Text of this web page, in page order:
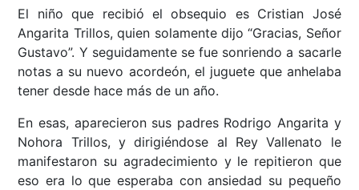
El niño que recibió el obsequio es Cristian José
Angarita Trillos, quien solamente dijo “Gracias, Señor
Gustavo”. Y seguidamente se fue sonriendo a sacarle
notas a su nuevo acordeón, el juguete que anhelaba
tener desde hace más de un año.
En esas, aparecieron sus padres Rodrigo Angarita y
Nohora Trillos, y dirigiéndose al Rey Vallenato le
manifestaron su agradecimiento y le repitieron que
eso era lo que esperaba con ansiedad su pequeño